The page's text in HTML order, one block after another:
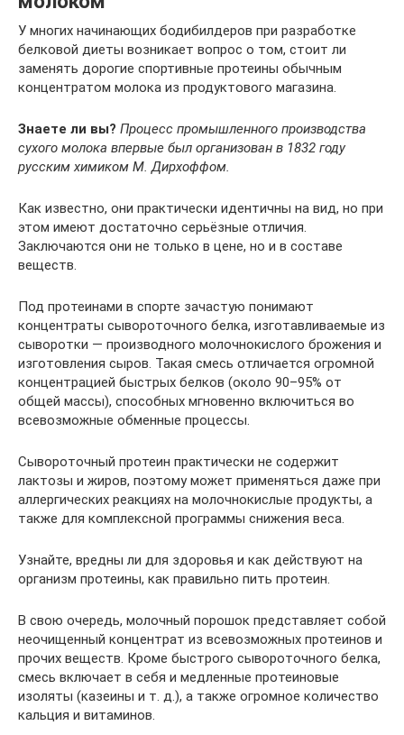
У многих начинающих бодибилдеров при разработке
белковой диеты возникает вопрос о том, стоит ли
заменять дорогие спортивные протеины обычным
концентратом молока из продуктового магазина.
Знаете ли вы? Процесс промышленного производства
сухого молока впервые был организован в 1832 году
русским химиком М. Дирхоффом.
Как известно, они практически идентичны на вид, но при
этом имеют достаточно серьёзные отличия.
Заключаются они не только в цене, но и в составе
веществ.
Под протеинами в спорте зачастую понимают
концентраты сывороточного белка, изготавливаемые из
сыворотки — производного молочнокислого брожения и
изготовления сыров. Такая смесь отличается огромной
концентрацией быстрых белков (около 90–95% от
общей массы), способных мгновенно включиться во
всевозможные обменные процессы.
Сывороточный протеин практически не содержит
лактозы и жиров, поэтому может применяться даже при
аллергических реакциях на молочнокислые продукты, а
также для комплексной программы снижения веса.
Узнайте, вредны ли для здоровья и как действуют на
организм протеины, как правильно пить протеин.
В свою очередь, молочный порошок представляет собой
неочищенный концентрат из всевозможных протеинов и
прочих веществ. Кроме быстрого сывороточного белка,
смесь включает в себя и медленные протеиновые
изоляты (казеины и т. д.), а также огромное количество
кальция и витаминов.